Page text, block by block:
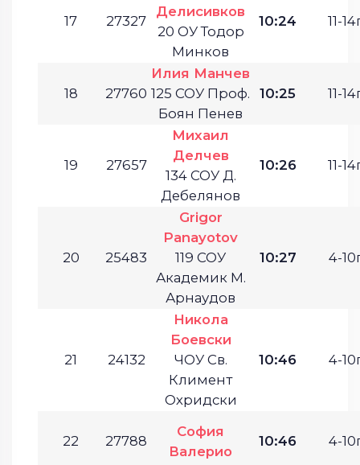
17 27327
Делисивков
20 ОУ Тодор
Минков
10:24 11-
18 27760
Илия Манчев
125 СОУ Проф.
Боян Пенев
10:25 11-
19 27657
Михаил
Делчев
134 СОУ Д.
Дебелянов
10:26 11-
20 25483
Grigor
Panayotov
119 СОУ
Академик М.
Арнаудов
10:27 4-
21 24132
Никола
Боевски
ЧОУ Св.
Климент
Охридски
10:46 4-
22 27788
София
Валерио
10:46 4-